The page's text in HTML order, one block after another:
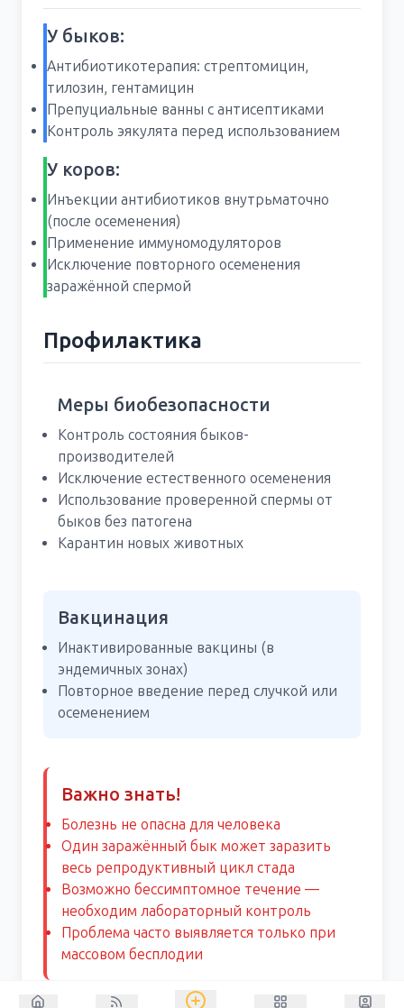
У быков:
Антибиотикотерапия: стрептомицин,
тилозин, гентамицин
Препуциальные ванны с антисептиками
Контроль эякулята перед использованием
У коров:
Инъекции антибиотиков внутрьматочно
(после осеменения)
Применение иммуномодуляторов
Исключение повторного осеменения
заражённой спермой
Профилактика
Меры биобезопасности
Контроль состояния быков-
производителей
Исключение естественного осеменения
Использование проверенной спермы от
быков без патогена
Карантин новых животных
Вакцинация
Инактивированные вакцины (в
эндемичных зонах)
Повторное введение перед случкой или
осеменением
Важно знать!
Болезнь не опасна для человека
Один заражённый бык может заразить
весь репродуктивный цикл стада
Возможно бессимптомное течение —
необходим лабораторный контроль
Проблема часто выявляется только при
массовом бесплодии